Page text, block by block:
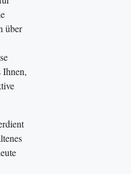
über
Ihnen,